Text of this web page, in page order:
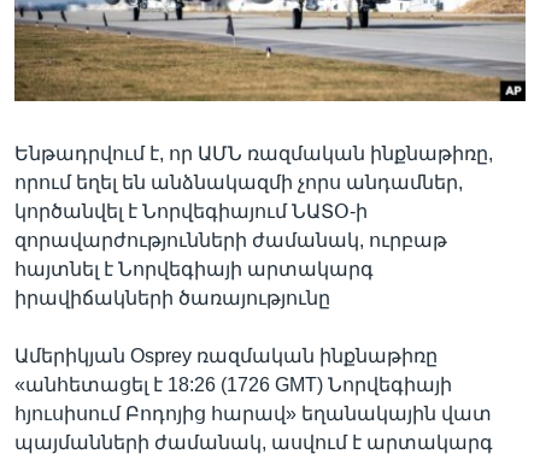
Լեզուներ
Ենթադրվում է, որ ԱՄՆ ռազմական ինքնաթիռը,
որում եղել են անձնակազմի չորս անդամներ,
կործանվել է Նորվեգիայում ՆԱՏՕ-ի
զորավարժությունների ժամանակ, ուրբաթ
հայտնել է Նորվեգիայի արտակարգ
իրավիճակների ծառայությունը
Ամերիկյան Osprey ռազմական ինքնաթիռը
«անհետացել է 18:26 (1726 GMT) Նորվեգիայի
հյուսիսում Բոդոյից հարավ» եղանակային վատ
պայմանների ժամանակ, ասվում է արտակարգ